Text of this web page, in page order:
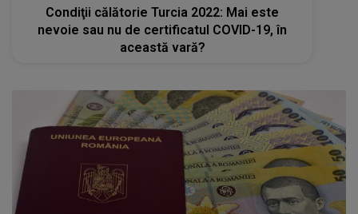
Condiţii călătorie Turcia 2022: Mai este
nevoie sau nu de certificatul COVID-19, în
această vară?